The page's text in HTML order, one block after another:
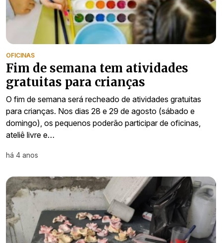
OFICINAS
Fim de semana tem atividades
gratuitas para crianças
O fim de semana será recheado de atividades gratuitas
para crianças. Nos dias 28 e 29 de agosto (sábado e
domingo), os pequenos poderão participar de oficinas,
ateliê livre e…
há 4 anos